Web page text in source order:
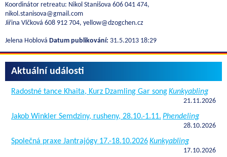
Koordinátor retreatu: Nikol Stanišova 606 041 474,
nikol.stanisova@gmail.com
Jiřina Vlčková 608 912 704, yellow@dzogchen.cz
Jelena Hoblová Datum publikování: 31.5.2013 18:29
Aktuální události
Radostné tance Khaita, Kurz Dzamling Gar songKunkyabling
21.11.2026
Jakob Winkler Semdziny, rusheny, 28.10.-1.11. Phendeling
28.10.2026
Společná praxe Jantrajógy 17.-18.10.2026Kunkyabling
17.10.2026